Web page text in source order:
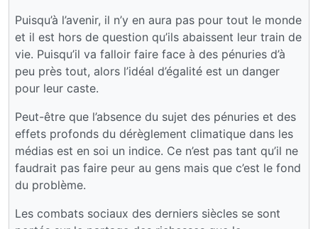
Puisqu’à l’avenir, il n’y en aura pas pour tout le monde
et il est hors de question qu’ils abaissent leur train de
vie. Puisqu’il va falloir faire face à des pénuries d’à
peu près tout, alors l’idéal d’égalité est un danger
pour leur caste.
Peut-être que l’absence du sujet des pénuries et des
effets profonds du dérèglement climatique dans les
médias est en soi un indice. Ce n’est pas tant qu’il ne
faudrait pas faire peur au gens mais que c’est le fond
du problème.
Les combats sociaux des derniers siècles se sont